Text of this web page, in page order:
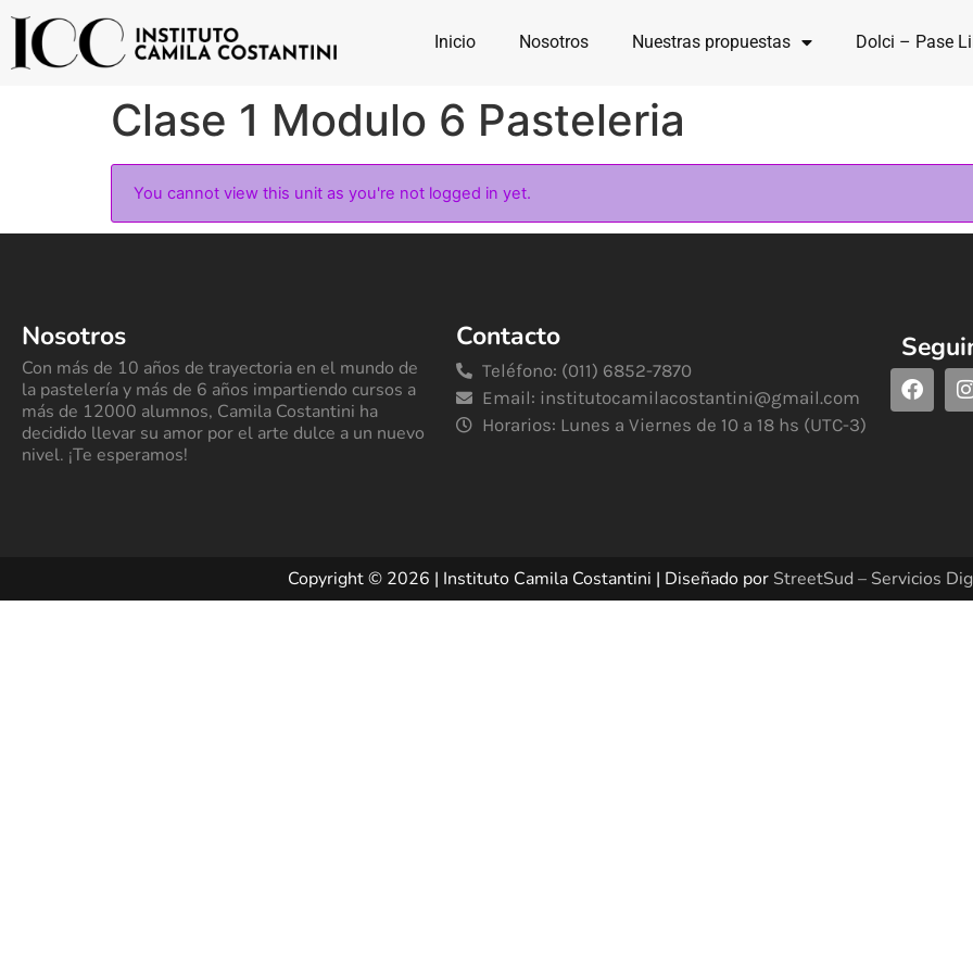
Inicio Nosotros Nuestras propuestas Dolci – Pase
Clase 1 Modulo 6 Pasteleria
You cannot view this unit as you're not logged in yet.
Nosotros
Con más de 10 años de trayectoria en el mundo de
la pastelería y más de 6 años impartiendo cursos a
más de 12000 alumnos, Camila Costantini ha
decidido llevar su amor por el arte dulce a un nuevo
nivel. ¡Te esperamos!
Contacto
Teléfono: (011) 6852-7870
Email: institutocamilacostantini@gmail.com
Horarios: Lunes a Viernes de 10 a 18 hs (UTC-3)
Copyright © 2026 | Instituto Camila Costantini | Diseñado por StreetSud – Servicios